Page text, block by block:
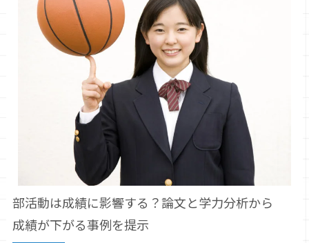
部活動は成績に影響する？論文と学力分析から
成績が下がる事例を提示